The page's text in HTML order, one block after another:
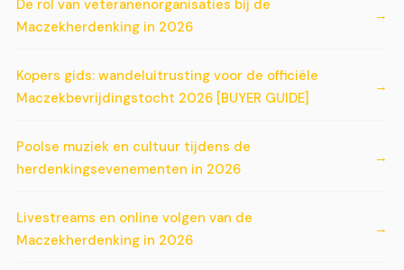
De rol van veteranenorganisaties bij de
Maczekherdenking in 2026
Kopers gids: wandeluitrusting voor de officiële
Maczekbevrijdingstocht 2026 [BUYER GUIDE]
Poolse muziek en cultuur tijdens de
herdenkingsevenementen in 2026
Livestreams en online volgen van de
Maczekherdenking in 2026